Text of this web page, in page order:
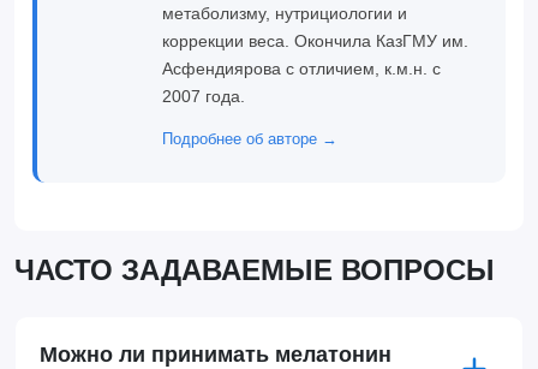
метаболизму, нутрициологии и
коррекции веса. Окончила КазГМУ им.
Асфендиярова с отличием, к.м.н. с
2007 года.
Подробнее об авторе →
ЧАСТО ЗАДАВАЕМЫЕ ВОПРОСЫ
Можно ли принимать мелатонин